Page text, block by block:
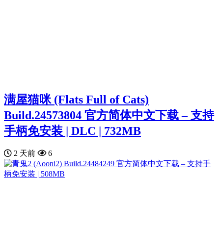
满屋猫咪 (Flats Full of Cats)
Build.24573804 官方简体中文下载 – 支持
手柄免安装 | DLC | 732MB
2 天前 6